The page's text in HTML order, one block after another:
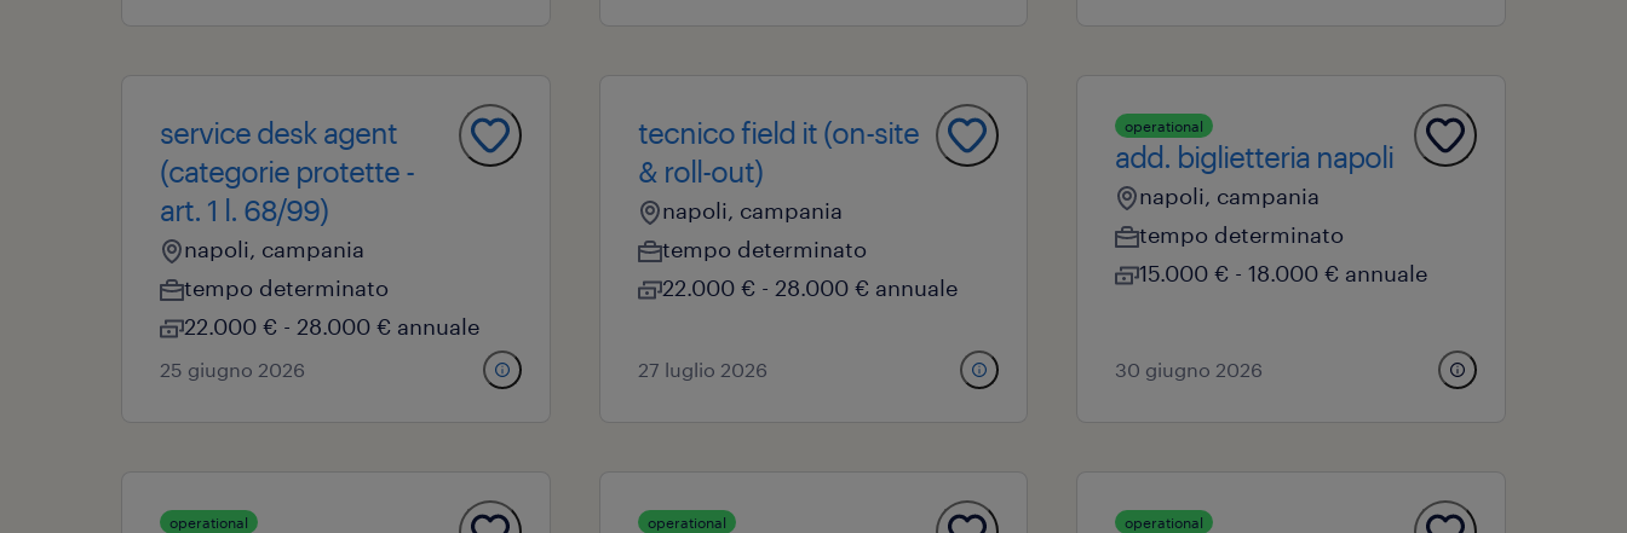
service desk agent
(categorie protette -
art. 1 l. 68/99)
napoli, campania
tempo determinato
22.000 € - 28.000 € annuale
25 giugno 2026
tecnico field it (on-site
& roll-out)
napoli, campania
tempo determinato
22.000 € - 28.000 € annuale
27 luglio 2026
operational
add. biglietteria napoli
napoli, campania
tempo determinato
15.000 € - 18.000 € annuale
30 giugno 2026
operational operational operational